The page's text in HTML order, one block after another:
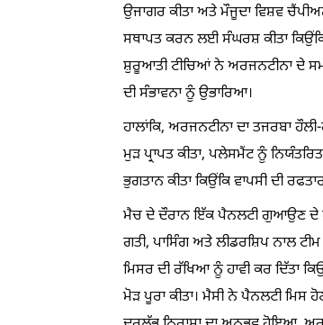
ਉਜਾਗਰ ਕੀਤਾ ਅਤੇ ਮੌਜੂਦਾ ਵਿਸ਼ਵ
ਸਥਾਪਤ ਕਰਨ ਲਈ ਸੰਘਰਸ਼ ਕੀਤਾ
ਸ਼ੁਰੂਆਤੀ ਟੀਚਿਆਂ ਨੇ ਅਰਜਨਟੀਨਾ ਦੇ
ਦੀ ਸੰਭਾਵਨਾ ਨੂੰ ਉਭਾਰਿਆ।
ਹਾਲਾਂਕਿ, ਅਰਜਨਟੀਨਾ ਦਾ ਤਜਰਬਾ
ਮੁੜ ਪ੍ਰਾਪਤ ਕੀਤਾ, ਪਲੇਸਮੈਂਟ ਨੂੰ
ਭੁਗਤਾਨ ਕੀਤਾ ਕਿਉਂਕਿ ਵਾਪਸੀ ਦੀ
ਮੈਚ ਦੇ ਦੌਰਾਨ ਇੱਕ ਪੈਨਲਟੀ ਗੁਆਉਣ ਦੇ
ਗਤੀ, ਪਾਸਿੰਗ ਅਤੇ ਲੀਡਰਸ਼ਿਪ ਨਾਲ
ਮਿਸਰ ਦੀ ਰੱਖਿਆ ਨੂੰ ਹਾਵੀ ਕਰ ਦਿੱਤਾ
ਮੋੜ ਪੂਰਾ ਕੀਤਾ। ਮੈਸੀ ਨੇ ਪੈਨਲਟੀ